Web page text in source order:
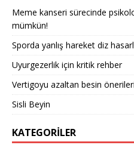
Meme kanseri sürecinde
mümkün!
Sporda yanlış hareket diz
Uyurgezerlik için kritik rehber
Vertigoyu azaltan besin önerileri
Sisli Beyin
KATEGORILER